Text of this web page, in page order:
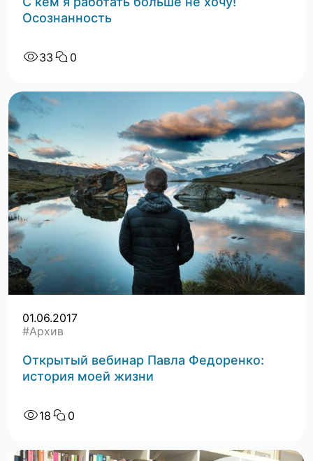
Осознанность
33 0
01.06.2017
#Архив
Открытый вебинар Павла Федоренко:
история моей жизни
18 0